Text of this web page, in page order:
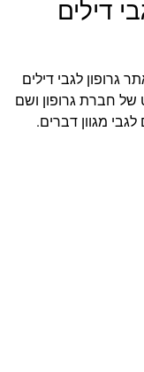
דילים
גרופון לגבי דילים
של חברת גרופון ושם
מגוון דברים.